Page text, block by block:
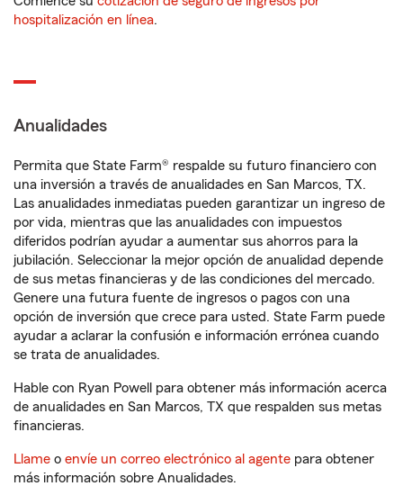
hospitalización en línea.
Anualidades
Permita que State Farm® respalde su futuro financiero con
una inversión a través de anualidades en San Marcos, TX.
Las anualidades inmediatas pueden garantizar un ingreso de
por vida, mientras que las anualidades con impuestos
diferidos podrían ayudar a aumentar sus ahorros para la
jubilación. Seleccionar la mejor opción de anualidad depende
de sus metas financieras y de las condiciones del mercado.
Genere una futura fuente de ingresos o pagos con una
opción de inversión que crece para usted. State Farm puede
ayudar a aclarar la confusión e información errónea cuando
se trata de anualidades.
Hable con Ryan Powell para obtener más información acerca
de anualidades en San Marcos, TX que respalden sus metas
financieras.
Llame o envíe un correo electrónico al agente para obtener
más información sobre Anualidades.